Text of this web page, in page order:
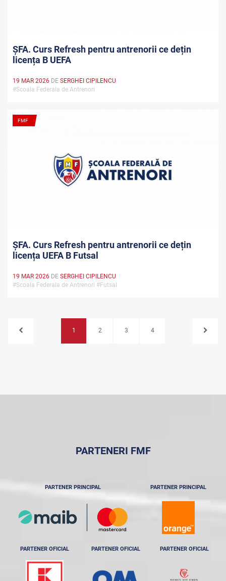
ȘFA. Curs Refresh pentru antrenorii ce dețin
licența B UEFA
19 MAR 2026 DE SERGHEI CIPILENCU
#Scoala Federala de Antrenori
FMF
ȘFA. Curs Refresh pentru antrenorii ce dețin
licența UEFA B Futsal
19 MAR 2026 DE SERGHEI CIPILENCU
#Scoala Federala de Antrenori #Futsal
1 2 3 4
PARTENERI FMF
PARTENER PRINCIPAL PARTENER PRINCIPAL
PARTENER OFICIAL PARTENER OFICIAL PARTENER OFICIAL